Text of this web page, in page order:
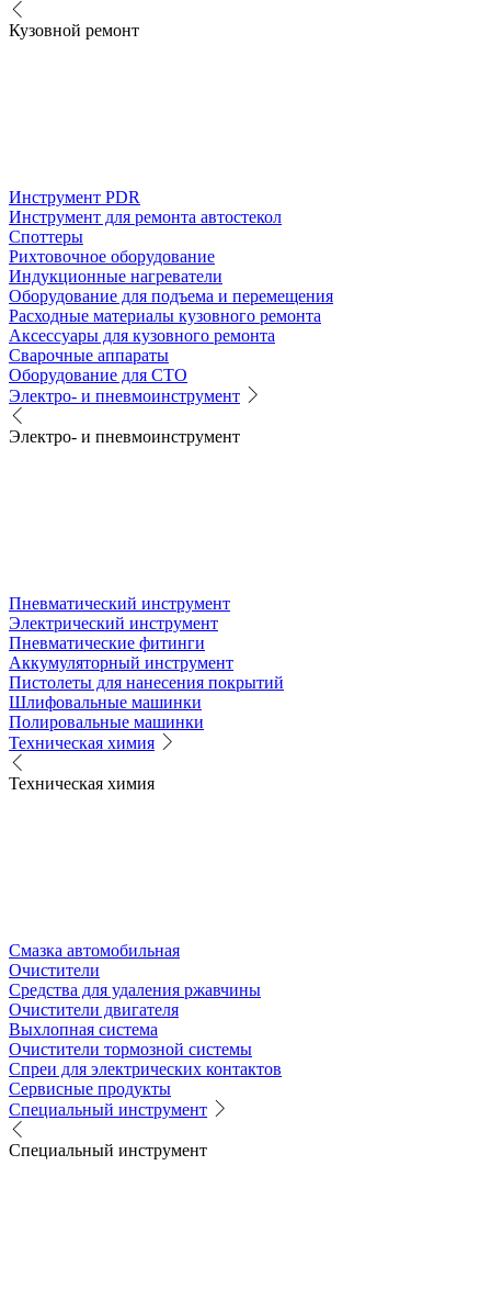
Кузовной ремонт
Инструмент PDR
Инструмент для ремонта автостекол
Споттеры
Рихтовочное оборудование
Индукционные нагреватели
Оборудование для подъема и перемещения
Расходные материалы кузовного ремонта
Аксессуары для кузовного ремонта
Сварочные аппараты
Оборудование для СТО
Электро- и пневмоинструмент
Электро- и пневмоинструмент
Пневматический инструмент
Электрический инструмент
Пневматические фитинги
Аккумуляторный инструмент
Пистолеты для нанесения покрытий
Шлифовальные машинки
Полировальные машинки
Техническая химия
Техническая химия
Смазка автомобильная
Очистители
Средства для удаления ржавчины
Очистители двигателя
Выхлопная система
Очистители тормозной системы
Спреи для электрических контактов
Сервисные продукты
Специальный инструмент
Специальный инструмент